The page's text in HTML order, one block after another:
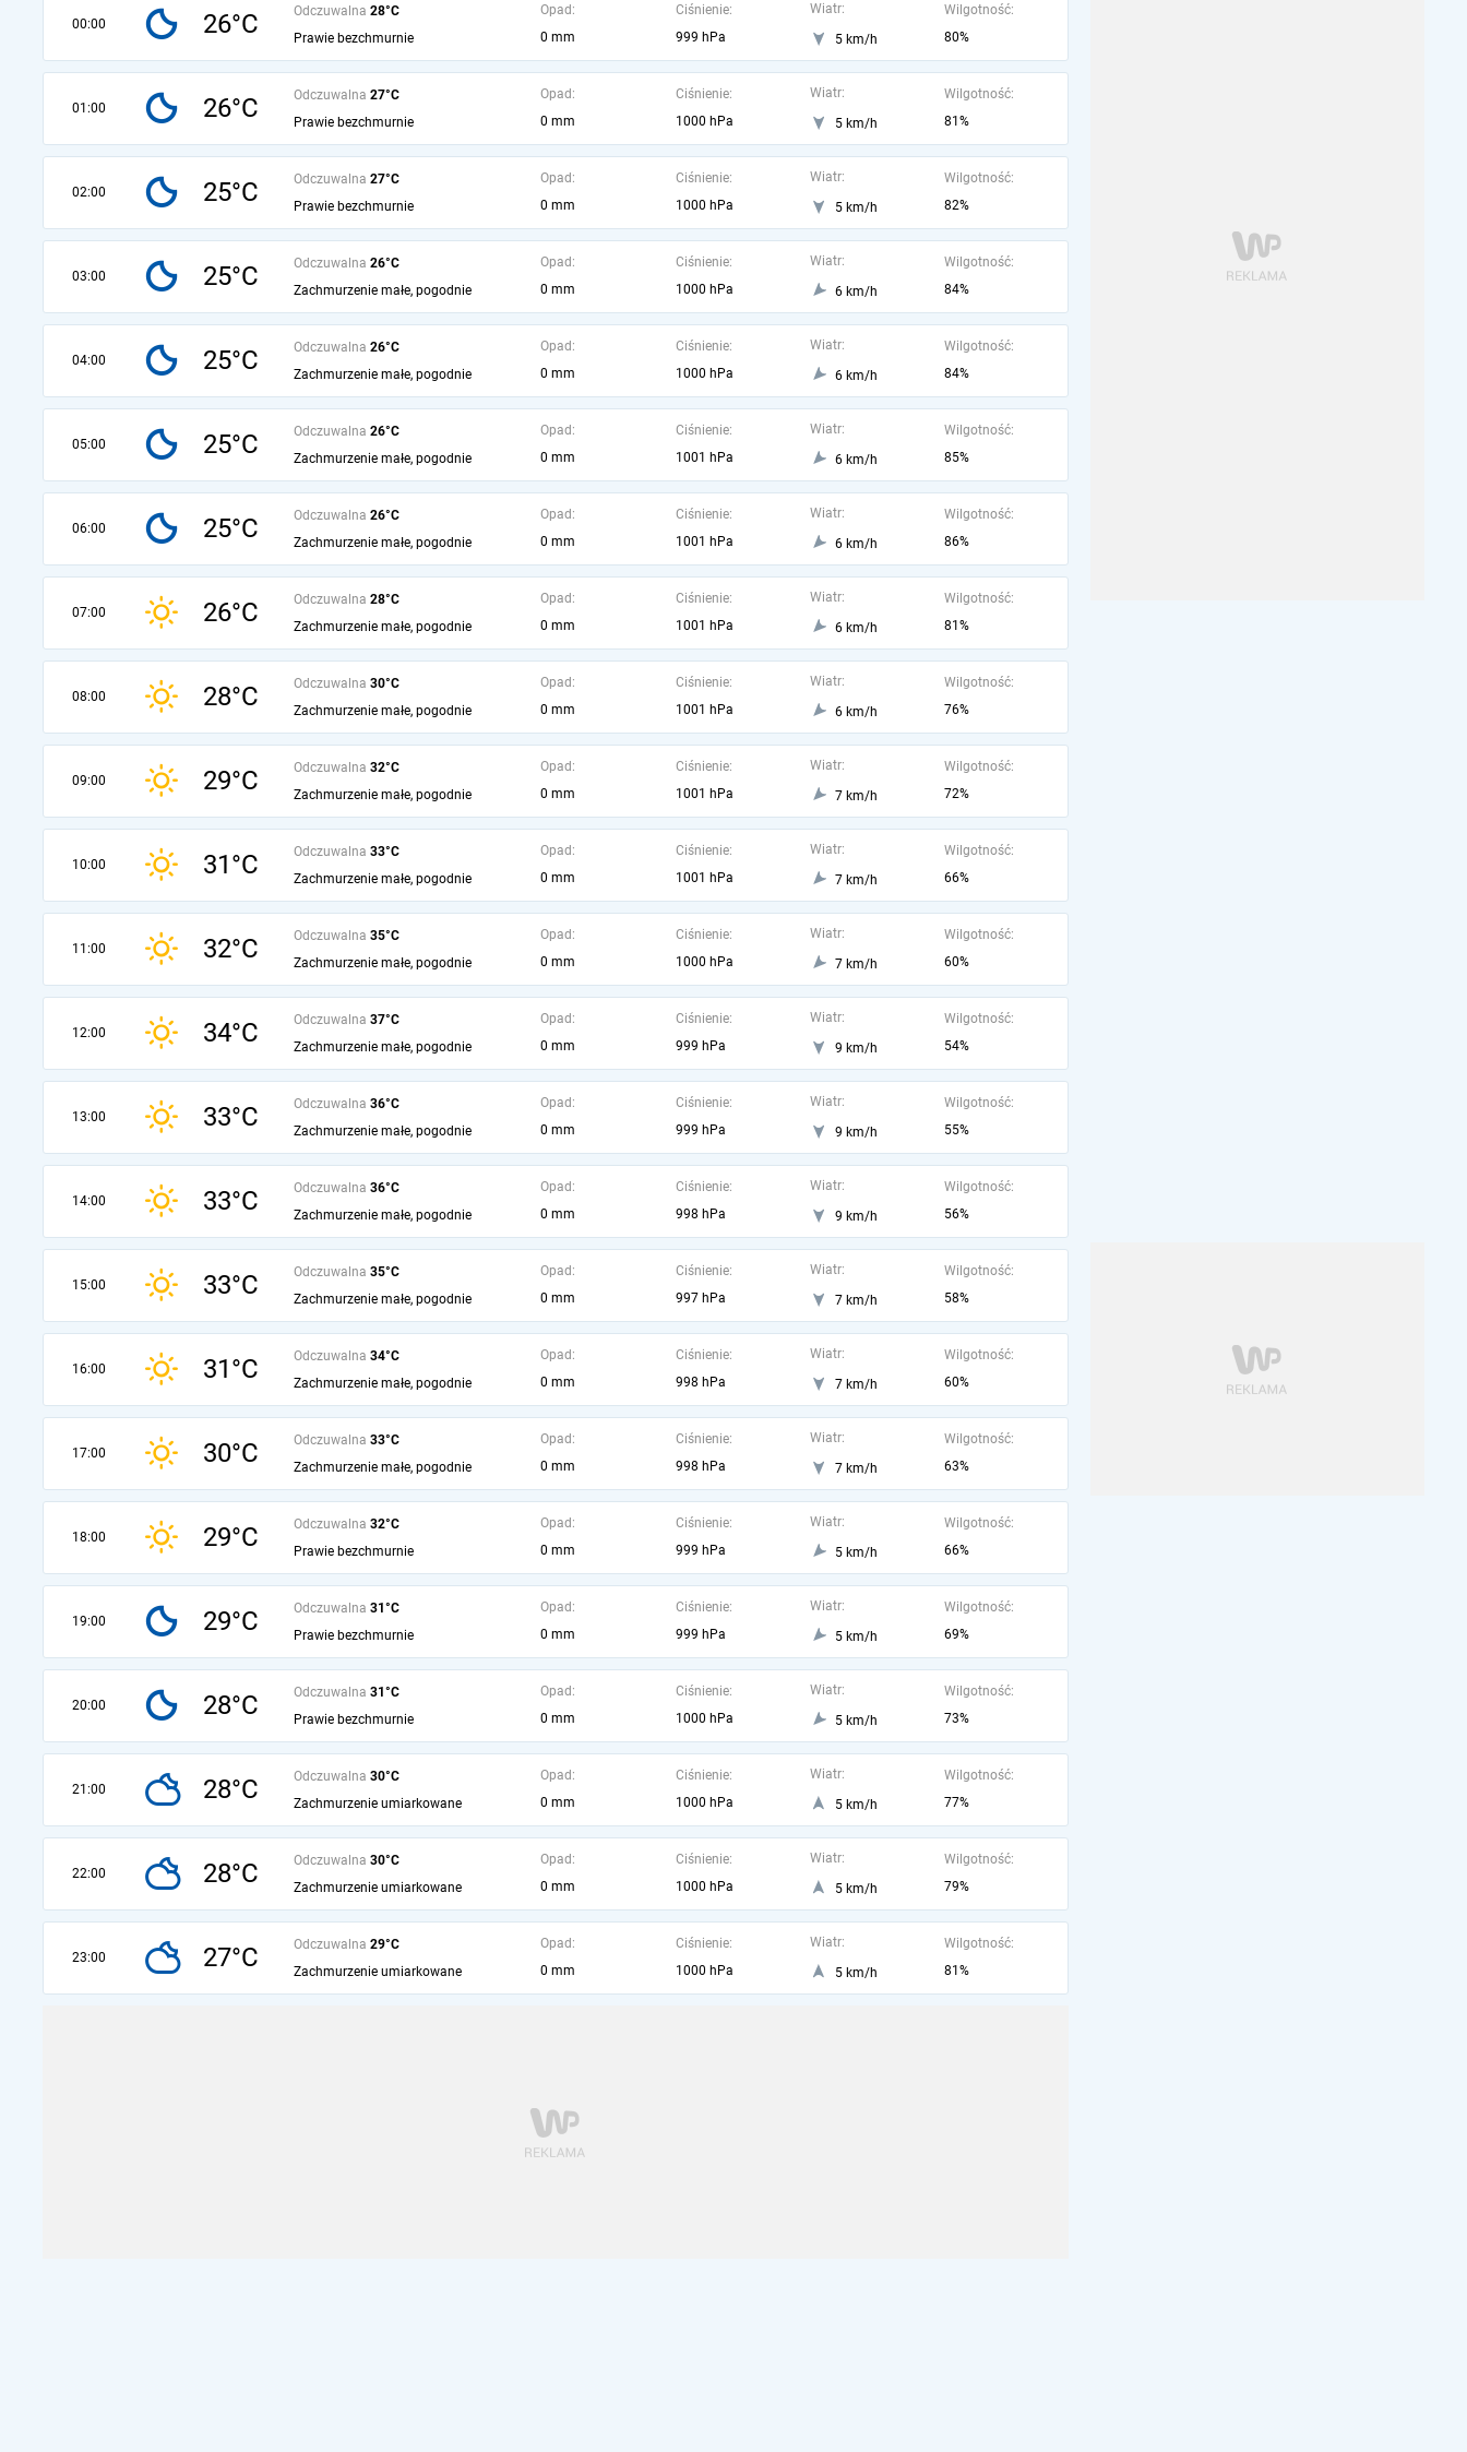
00:00 26°C Odczuwalna 28°C
Prawie bezchmurnie
Opad:
0 mm
Ciśnienie:
999 hPa
Wiatr:
5 km/h
Wilgotność:
80%
01:00 26°C Odczuwalna 27°C
Prawie bezchmurnie
Opad:
0 mm
Ciśnienie:
1000 hPa
Wiatr:
5 km/h
Wilgotność:
81%
02:00 25°C Odczuwalna 27°C
Prawie bezchmurnie
Opad:
0 mm
Ciśnienie:
1000 hPa
Wiatr:
5 km/h
Wilgotność:
82%
03:00 25°C Odczuwalna 26°C
Zachmurzenie małe, pogodnie
Opad:
0 mm
Ciśnienie:
1000 hPa
Wiatr:
6 km/h
Wilgotność:
84%
04:00 25°C Odczuwalna 26°C
Zachmurzenie małe, pogodnie
Opad:
0 mm
Ciśnienie:
1000 hPa
Wiatr:
6 km/h
Wilgotność:
84%
05:00 25°C Odczuwalna 26°C
Zachmurzenie małe, pogodnie
Opad:
0 mm
Ciśnienie:
1001 hPa
Wiatr:
6 km/h
Wilgotność:
85%
06:00 25°C Odczuwalna 26°C
Zachmurzenie małe, pogodnie
Opad:
0 mm
Ciśnienie:
1001 hPa
Wiatr:
6 km/h
Wilgotność:
86%
07:00 26°C Odczuwalna 28°C
Zachmurzenie małe, pogodnie
Opad:
0 mm
Ciśnienie:
1001 hPa
Wiatr:
6 km/h
Wilgotność:
81%
08:00 28°C Odczuwalna 30°C
Zachmurzenie małe, pogodnie
Opad:
0 mm
Ciśnienie:
1001 hPa
Wiatr:
6 km/h
Wilgotność:
76%
09:00 29°C Odczuwalna 32°C
Zachmurzenie małe, pogodnie
Opad:
0 mm
Ciśnienie:
1001 hPa
Wiatr:
7 km/h
Wilgotność:
72%
10:00 31°C Odczuwalna 33°C
Zachmurzenie małe, pogodnie
Opad:
0 mm
Ciśnienie:
1001 hPa
Wiatr:
7 km/h
Wilgotność:
66%
11:00 32°C Odczuwalna 35°C
Zachmurzenie małe, pogodnie
Opad:
0 mm
Ciśnienie:
1000 hPa
Wiatr:
7 km/h
Wilgotność:
60%
12:00 34°C Odczuwalna 37°C
Zachmurzenie małe, pogodnie
Opad:
0 mm
Ciśnienie:
999 hPa
Wiatr:
9 km/h
Wilgotność:
54%
13:00 33°C Odczuwalna 36°C
Zachmurzenie małe, pogodnie
Opad:
0 mm
Ciśnienie:
999 hPa
Wiatr:
9 km/h
Wilgotność:
55%
14:00 33°C Odczuwalna 36°C
Zachmurzenie małe, pogodnie
Opad:
0 mm
Ciśnienie:
998 hPa
Wiatr:
9 km/h
Wilgotność:
56%
15:00 33°C Odczuwalna 35°C
Zachmurzenie małe, pogodnie
Opad:
0 mm
Ciśnienie:
997 hPa
Wiatr:
7 km/h
Wilgotność:
58%
16:00 31°C Odczuwalna 34°C
Zachmurzenie małe, pogodnie
Opad:
0 mm
Ciśnienie:
998 hPa
Wiatr:
7 km/h
Wilgotność:
60%
17:00 30°C Odczuwalna 33°C
Zachmurzenie małe, pogodnie
Opad:
0 mm
Ciśnienie:
998 hPa
Wiatr:
7 km/h
Wilgotność:
63%
18:00 29°C Odczuwalna 32°C
Prawie bezchmurnie
Opad:
0 mm
Ciśnienie:
999 hPa
Wiatr:
5 km/h
Wilgotność:
66%
19:00 29°C Odczuwalna 31°C
Prawie bezchmurnie
Opad:
0 mm
Ciśnienie:
999 hPa
Wiatr:
5 km/h
Wilgotność:
69%
20:00 28°C Odczuwalna 31°C
Prawie bezchmurnie
Opad:
0 mm
Ciśnienie:
1000 hPa
Wiatr:
5 km/h
Wilgotność:
73%
21:00 28°C Odczuwalna 30°C
Zachmurzenie umiarkowane
Opad:
0 mm
Ciśnienie:
1000 hPa
Wiatr:
5 km/h
Wilgotność:
77%
22:00 28°C Odczuwalna 30°C
Zachmurzenie umiarkowane
Opad:
0 mm
Ciśnienie:
1000 hPa
Wiatr:
5 km/h
Wilgotność:
79%
23:00 27°C Odczuwalna 29°C
Zachmurzenie umiarkowane
Opad:
0 mm
Ciśnienie:
1000 hPa
Wiatr:
5 km/h
Wilgotność:
81%